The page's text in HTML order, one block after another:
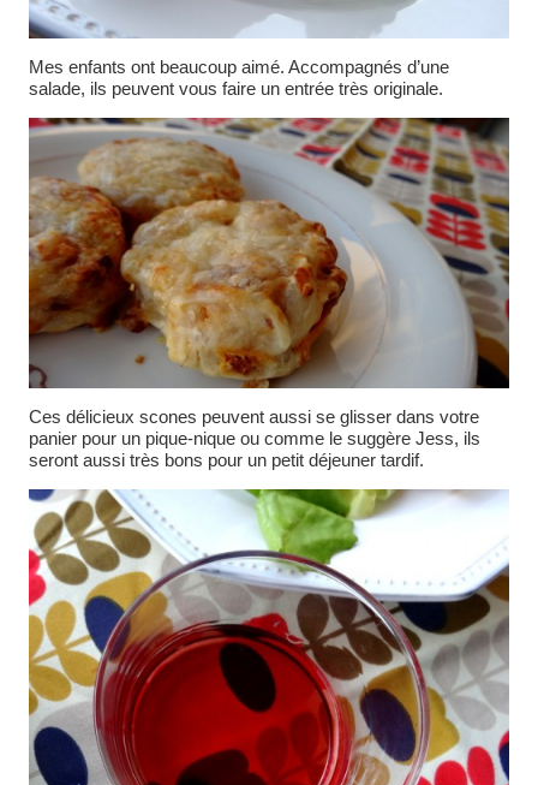
Mes enfants ont beaucoup aimé. Accompagnés d’une
salade, ils peuvent vous faire un entrée très originale.
Ces délicieux scones peuvent aussi se glisser dans votre
panier pour un pique-nique ou comme le suggère Jess, ils
seront aussi très bons pour un petit déjeuner tardif.